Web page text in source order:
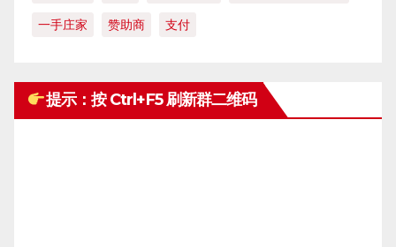
一手庄家 赞助商 支付
提示：按 Ctrl+F5 刷新群二维码